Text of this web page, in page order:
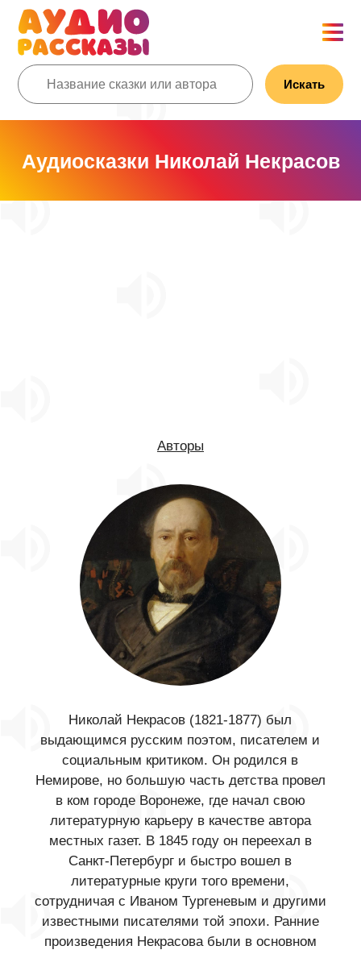
Искать
Аудиосказки Николай Некрасов
Авторы
Николай Некрасов (1821-1877) был
выдающимся русским поэтом, писателем и
социальным критиком. Он родился в
Немирове, но большую часть детства провел
в ком городе Воронеже, где начал свою
литературную карьеру в качестве автора
местных газет. В 1845 году он переехал в
Санкт-Петербург и быстро вошел в
литературные круги того времени,
сотрудничая с Иваном Тургеневым и другими
известными писателями той эпохи. Ранние
произведения Некрасова были в основном